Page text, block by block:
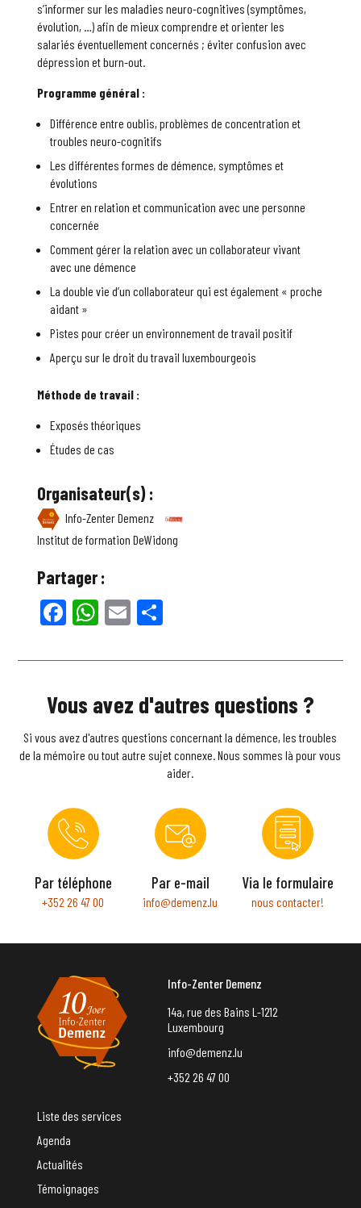
s’informer sur les maladies neuro-cognitives (symptômes,
évolution, …) afin de mieux comprendre et orienter les
salariés éventuellement concernés ; éviter confusion avec
dépression et burn-out.
Programme général :
Différence entre oublis, problèmes de concentration et
troubles neuro-cognitifs
Les différentes formes de démence, symptômes et
évolutions
Entrer en relation et communication avec une personne
concernée
Comment gérer la relation avec un collaborateur vivant
avec une démence
La double vie d’un collaborateur qui est également « proche
aidant »
Pistes pour créer un environnement de travail positif
Aperçu sur le droit du travail luxembourgeois
Méthode de travail :
Exposés théoriques
Études de cas
Organisateur(s) :
Info-Zenter Demenz
Institut de formation DeWidong
Partager :
Facebook
WhatsApp
Email
Vous avez d'autres questions ?
Si vous avez d'autres questions concernant la démence, les troubles
de la mémoire ou tout autre sujet connexe. Nous sommes là pour vous
aider.
Par téléphone
+352 26 47 00
Par e-mail
info@demenz.lu
Via le formulaire
nous contacter!
Info-Zenter Demenz
14a, rue des Bains L-1212
Luxembourg
info@demenz.lu
+352 26 47 00
Liste des services
Agenda
Actualités
Témoignages